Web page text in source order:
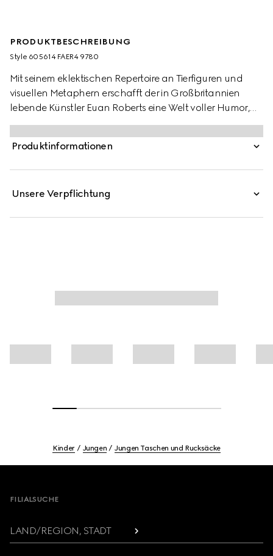
PRODUKTBESCHREIBUNG
Style ‎605614 FAER4 9780
Mit seinem eklektischen Repertoire an Tierfiguren und
visuellen Metaphern erschafft der in Großbritannien
lebende Künstler Euan Roberts eine Welt voller Humor,
Hoffnung und Freude. Für die Pre-Fall 2025
Kinderkollektion erscheinen die einzigartigen Motive
zusammen mit dem Gucci Logo auf einer Reihe von
Produktinformationen
Unsere Verpflichtung
Kinder Jungen Jungen Taschen und Rucksäcke
FILIALSUCHE
LAND/REGION, STADT